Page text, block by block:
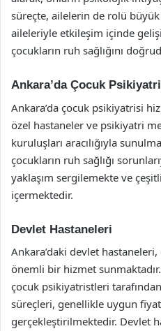
süreçte, ailelerin de rolü büyük
aileleriyle etkileşim içinde
çocukların ruh sağlığını
Ankara’da Çocuk
Ankara’da çocuk psikiyatrisi
özel hastaneler ve psikiyatri
kuruluşları aracılığıyla
çocukların ruh sağlığı
yaklaşım sergilemekte ve
içermektedir.
Devlet Hastaneleri
Ankara’daki devlet
önemli bir hizmet
çocuk psikiyatristleri
süreçleri, genellikle uygun
gerçekleştirilmektedir. Devlet